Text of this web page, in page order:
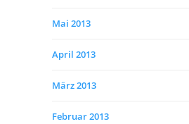
Mai 2013
April 2013
März 2013
Februar 2013